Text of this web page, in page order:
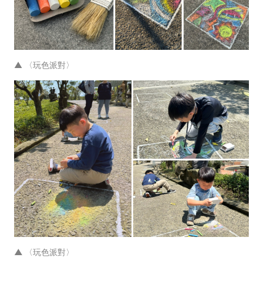
▲ 〈玩色派對〉
▲ 〈玩色派對〉